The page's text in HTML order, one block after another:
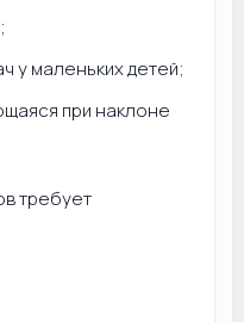
у маленьких детей;
при наклоне
требует